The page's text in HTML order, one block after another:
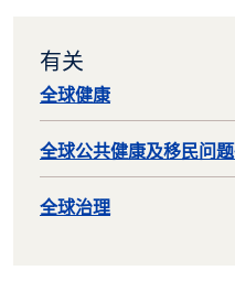
有关
全球健康
全球公共健康及移民问
全球治理